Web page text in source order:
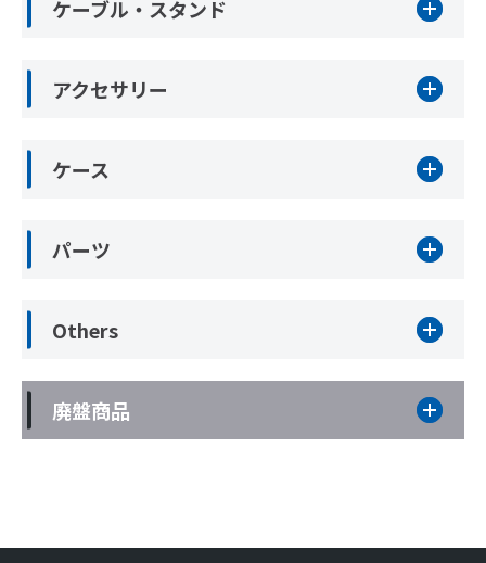
ケーブル・スタンド
アクセサリー
ケース
パーツ
Others
廃盤商品